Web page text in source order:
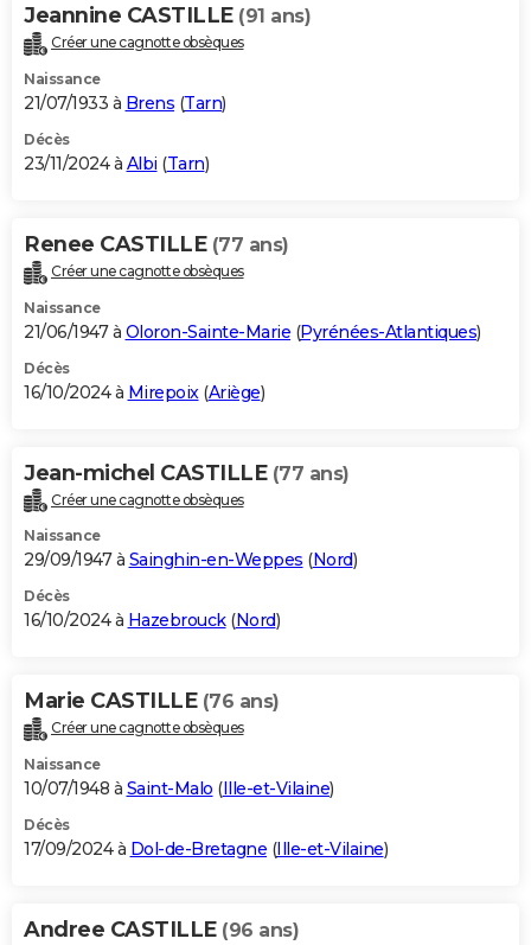
Jeannine CASTILLE (91 ans)
Créer une cagnotte obsèques
Naissance
21/07/1933 à Brens (Tarn)
Décès
23/11/2024 à Albi (Tarn)
Renee CASTILLE (77 ans)
Créer une cagnotte obsèques
Naissance
21/06/1947 à Oloron-Sainte-Marie (Pyrénées-Atlantiques)
Décès
16/10/2024 à Mirepoix (Ariège)
Jean-michel CASTILLE (77 ans)
Créer une cagnotte obsèques
Naissance
29/09/1947 à Sainghin-en-Weppes (Nord)
Décès
16/10/2024 à Hazebrouck(Nord)
Marie CASTILLE (76 ans)
Créer une cagnotte obsèques
Naissance
10/07/1948 à Saint-Malo (Ille-et-Vilaine)
Décès
17/09/2024 à Dol-de-Bretagne (Ille-et-Vilaine)
Andree CASTILLE (96 ans)